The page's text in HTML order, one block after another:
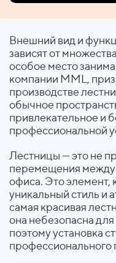
Внешний вид и
зависят от
особое место
компании MML,
производстве
обычное
привлекательное и
профессиональной
Лестницы — это не
перемещения между
офиса. Это элемент,
уникальный стиль и
самая красивая
она небезопасна
поэтому установка
профессионального